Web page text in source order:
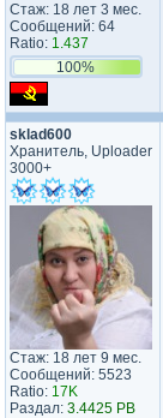
Стаж: 18 лет 3 мес.
Сообщений: 64
Ratio: 1.437
100%
sklad600
Хранитель, Uploader
3000+
Стаж: 18 лет 9 мес.
Сообщений: 5523
Ratio: 17K
Раздал: 3.4425 PB